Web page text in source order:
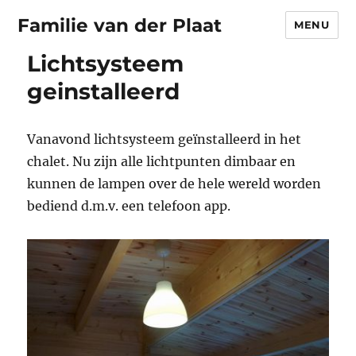
Familie van der Plaat MENU
Lichtsysteem
geinstalleerd
Vanavond lichtsysteem geïnstalleerd in het
chalet. Nu zijn alle lichtpunten dimbaar en
kunnen de lampen over de hele wereld worden
bediend d.m.v. een telefoon app.